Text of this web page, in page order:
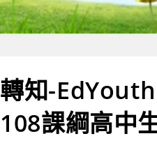
轉知-
108課綱高中